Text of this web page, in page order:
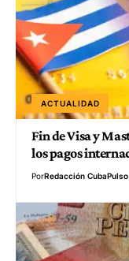
ACTUALIDAD
Fin de Visa y
los pagos
PorRedacción CubaPulso